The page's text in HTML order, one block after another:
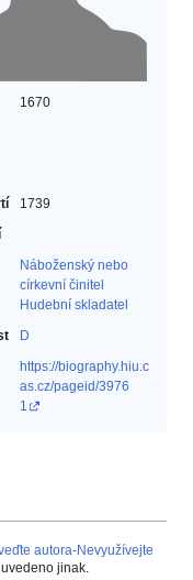
1670
1739
Náboženský nebo
církevní činitel‎
Hudební skladatel‎
D
https://biography.hiu.c
as.cz/pageid/3976
1
autora-Nevyužívejte
jinak.